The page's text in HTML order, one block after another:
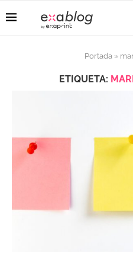
Portada »
ETIQUETA: